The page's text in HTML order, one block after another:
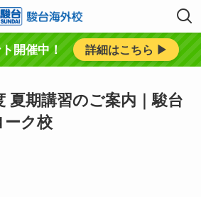
開催中！ 詳細はこちら ▶︎
夏期講習のご案内｜駿台
ーク校